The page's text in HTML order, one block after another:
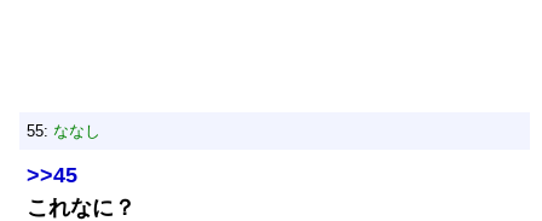
55: ななし
>>45
これなに？